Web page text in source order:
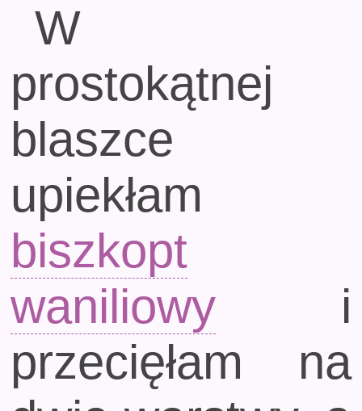
W
prostokątnej
blaszce
upiekłam
biszkopt
waniliowy i
przecięłam na